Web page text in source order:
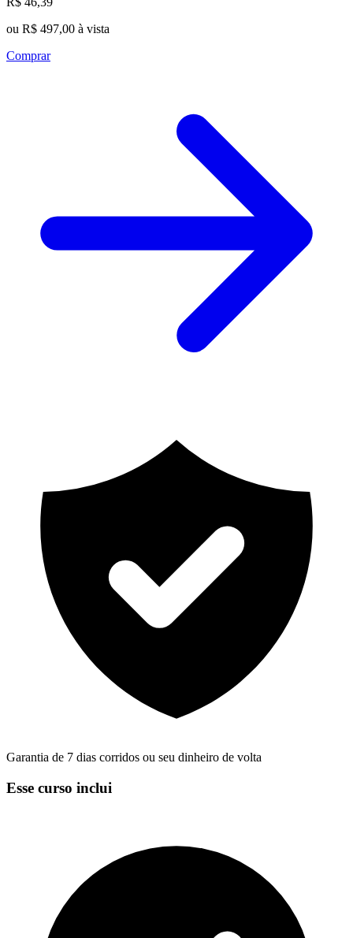
ou R$ 497,00 à vista
Comprar
Garantia de 7 dias corridos ou seu dinheiro de volta
Esse curso inclui